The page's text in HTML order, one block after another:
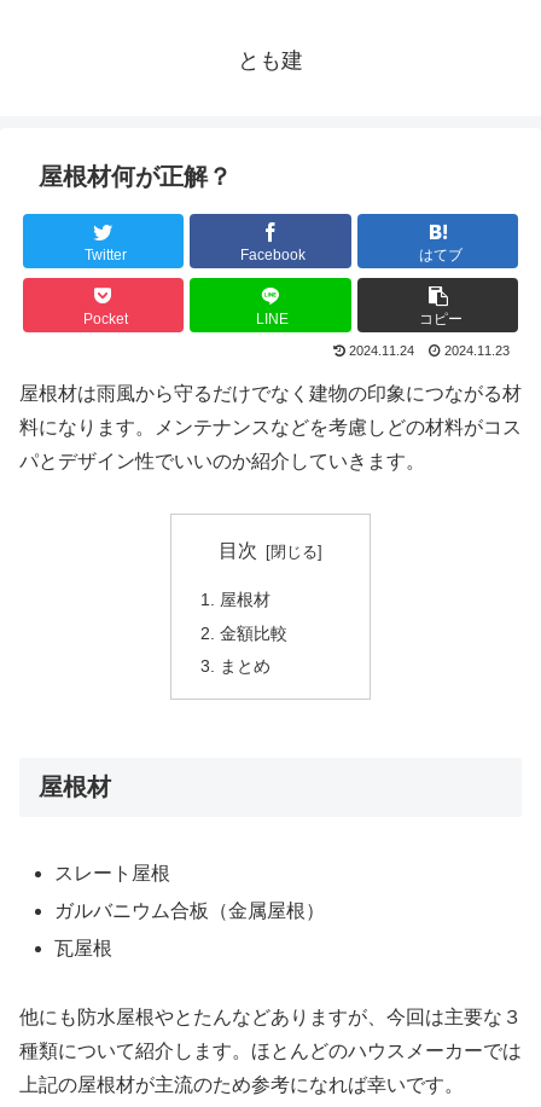
とも建
屋根材何が正解？
Twitter Facebook はてブ
Pocket LINE コピー
2024.11.24 2024.11.23
屋根材は雨風から守るだけでなく建物の印象につながる材
料になります。メンテナンスなどを考慮しどの材料がコス
パとデザイン性でいいのか紹介していきます。
目次
屋根材
金額比較
まとめ
屋根材
スレート屋根
ガルバニウム合板（金属屋根）
瓦屋根
他にも防水屋根やとたんなどありますが、今回は主要な３
種類について紹介します。ほとんどのハウスメーカーでは
上記の屋根材が主流のため参考になれば幸いです。